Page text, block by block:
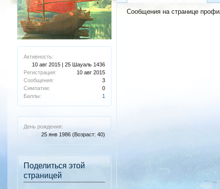
Активность:
10 авг 2015 | 25 Шауаль 1436
Регистрация:
10 авг 2015
Сообщения:
3
Симпатии:
0
Баллы:
1
День рождения:
25 янв 1986 (Возраст: 40)
Поделиться этой
страницей
Сообщения на странице